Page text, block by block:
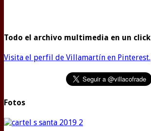
Todo el archivo multimedia en un click
Visita el perfil de Villamartín en Pinterest.
Fotos